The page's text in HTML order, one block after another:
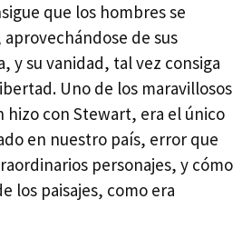
que los hombres se
de sus
y su vanidad, tal vez consiga
Uno de los maravillosos
hizo con Stewart, era el único
en nuestro país, error que
personajes, y cómo
los paisajes, como era